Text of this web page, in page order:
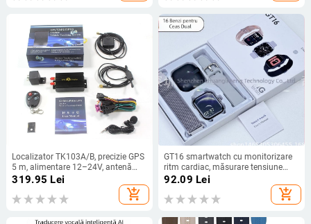
Localizator TK103A/B, precizie GPS
5 m, alimentare 12–24V, antenă
externă, memorie 2G, alarme:
vibrație, pană de curent, SOS,
depășire viteză, locator auto GPS
319.95 Lei
add_shopping_cart
GT16 smartwatch cu monitorizare
ritm cardiac, măsurare tensiune
arterială, saturație a oxigenului în
numărătoare de pași
92.09 Lei
add_shopping_cart